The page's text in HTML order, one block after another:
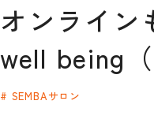
オンライン
well being
SEMBAサロン